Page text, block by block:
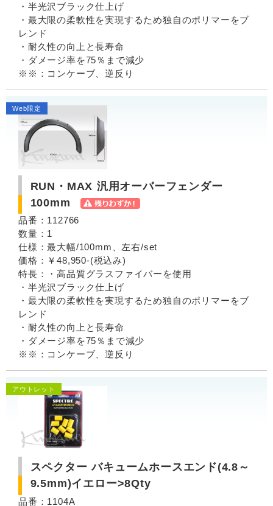
・半光沢ブラック仕上げ
・最大限の柔軟性を実現するため独自のポリマーをブ
レンド
・耐久性の向上と長寿命
・ダメージ率を75％まで減少
※※：コンケーブ、逆反り
RUN・MAX 汎用オーバーフェンダー
100mm
Web限定
品番：112766
数量：1
仕様：最大幅/100mm、左右/set
価格：￥48,950-(税込み)
特長：・高品質グラスファイバーを使用
・半光沢ブラック仕上げ
・最大限の柔軟性を実現するため独自のポリマーをブ
レンド
・耐久性の向上と長寿命
・ダメージ率を75％まで減少
※※：コンケーブ、逆反り
スペクター バキュームホースエンド(4.8～
9.5mm)イエロー>8Qty
アウトレット
品番：1104A